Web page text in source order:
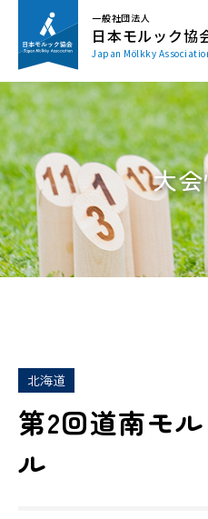
一般社団法人
日本モルック協
Japan Mölkky
大
北海道
第2回道南モ
ル